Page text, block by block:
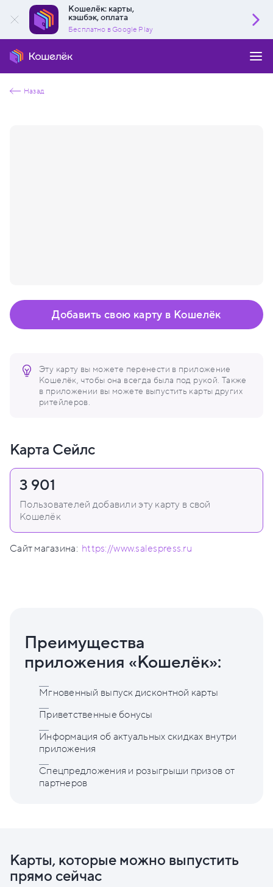
Кошелёк: карты,
кэшбэк, оплата
Бесплатно в Google Play
Назад
Эту карту вы можете перенести в приложение
Кошелёк, чтобы она всегда была под рукой. Также
в приложении вы можете выпустить карты других
ритейлеров.
Добавить свою карту в Кошелёк
Карта Сейлс
3 901
Пользователей добавили эту карту в свой
Кошелёк
Сайт магазина: https://www.salespress.ru
Преимущества
приложения «Кошелёк»:
Мгновенный выпуск дисконтной карты
Приветственные бонусы
Информация об актуальных скидках внутри
приложения
Спецпредложения и розыгрыши призов от
партнеров
Карты, которые можно выпустить
прямо сейчас